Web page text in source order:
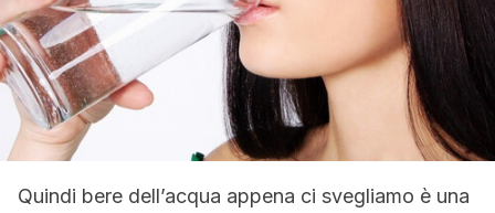
Quindi bere dell’acqua appena ci svegliamo è una